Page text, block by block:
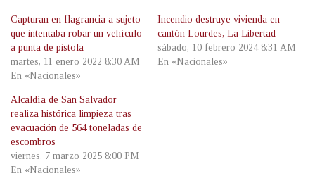
Capturan en flagrancia a sujeto
que intentaba robar un vehículo
a punta de pistola
martes, 11 enero 2022 8:30 AM
En «Nacionales»
Incendio destruye vivienda en
cantón Lourdes, La Libertad
sábado, 10 febrero 2024 8:31 AM
En «Nacionales»
Alcaldía de San Salvador
realiza histórica limpieza tras
evacuación de 564 toneladas de
escombros
viernes, 7 marzo 2025 8:00 PM
En «Nacionales»